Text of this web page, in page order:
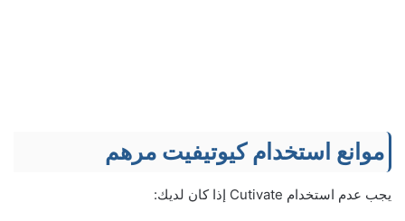
موانع استخدام كيوتيفيت مرهم
يجب عدم استخدام Cutivate إذا كان لديك: